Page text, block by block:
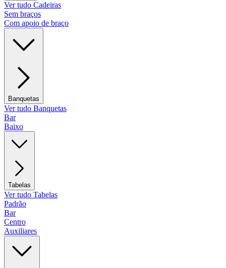
Ver tudo Cadeiras
Sem braços
Com apoio de braço
Banquetas
Ver tudo Banquetas
Bar
Baixo
Tabelas
Ver tudo Tabelas
Padrão
Bar
Centro
Auxiliares